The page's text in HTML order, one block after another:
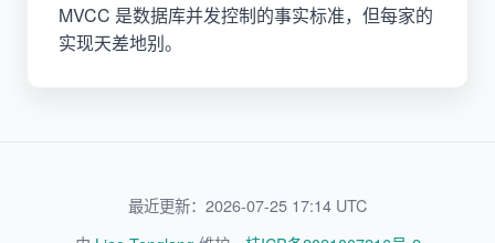
MVCC 是数据库并发控制的事实标准，但每家的
实现天差地别。
最近更新：2026-07-25 17:14 UTC